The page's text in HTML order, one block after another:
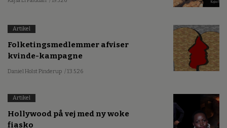
Artikel
Folketingsmedlemmer afviser
kvinde-kampagne
Daniel Holst Pinderup / 13.5.26
Artikel
Hollywood på vej med ny woke
fiasko